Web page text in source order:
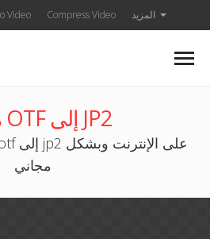
Video Compress Video المزيد
محول OTF إلى JP2
مجاني